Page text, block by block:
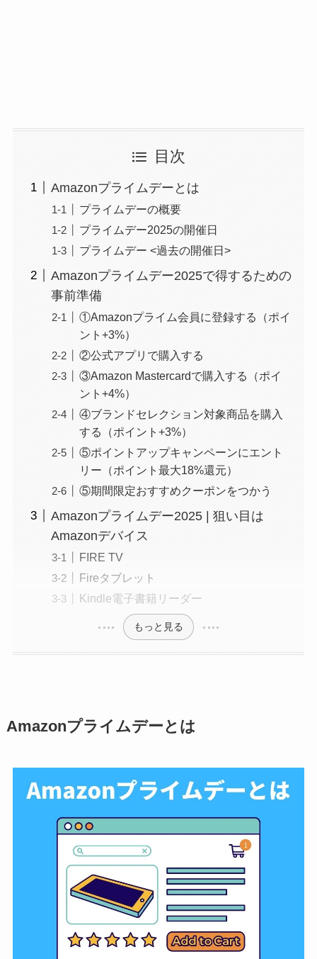
目次
Amazonプライムデーとは
プライムデーの概要
プライムデー2025の開催日
プライムデー <過去の開催日>
Amazonプライムデー2025で得するための
事前準備
①Amazonプライム会員に登録する（ポイ
ント+3%）
②公式アプリで購入する
③Amazon Mastercardで購入する（ポイ
ント+4%）
④ブランドセレクション対象商品を購入
する（ポイント+3%）
⑤ポイントアップキャンペーンにエント
リー（ポイント最大18%還元）
⑤期間限定おすすめクーポンをつかう
Amazonプライムデー2025 | 狙い目は
Amazonデバイス
FIRE TV
Fireタブレット
Kindle電子書籍リーダー
もっと見る
Amazonプライムデーとは